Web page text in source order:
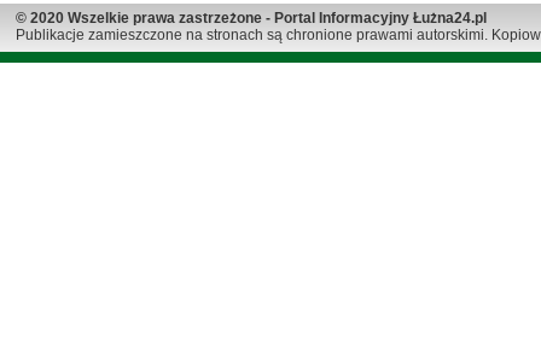
© 2020 Wszelkie prawa zastrzeżone - Portal Informacyjny Łużna24.pl
Publikacje zamieszczone na stronach są chronione prawami autorskimi.